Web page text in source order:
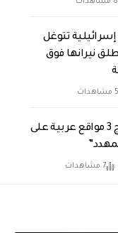
تتوغل
نيرانها فوق
5 مشاهدات
“اليونسكو” تدرج 3 مواقع عربية على
7 مشاهدات